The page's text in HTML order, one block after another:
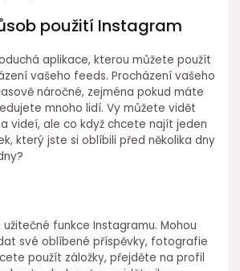
použití Instagram
aplikace, kterou můžete použít
vašeho feeds. Procházení vašeho
náročné, zejména pokud máte
mnoho lidí. Vy můžete vidět
videí, ale co když chcete najít jeden
který jste si oblíbili před několika dny
užitečné funkce Instagramu. Mohou
své oblíbené příspěvky, fotografie
použít záložky, přejděte na profil